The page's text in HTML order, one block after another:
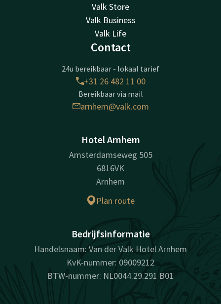
Valk Store
Valk Business
Valk Life
Contact
24u bereikbaar - lokaal tarief
+31 26 482 11 00
Bereikbaar via mail
arnhem@valk.com
Hotel Arnhem
Amsterdamseweg 505
6816VK
Arnhem
Plan route
Bedrijfsinformatie
Handelsnaam: Van der Valk Hotel Arnhem
KvK-nummer: 09009212
BTW-nummer: NL0044.29.291 B01